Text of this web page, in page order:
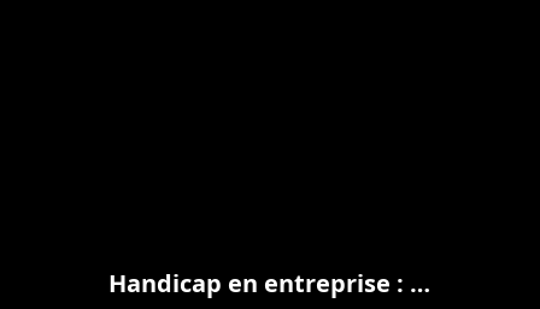
Handicap en entreprise : changer de regard pour une inclusion plus concrète